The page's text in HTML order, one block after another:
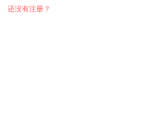
还没有注册？